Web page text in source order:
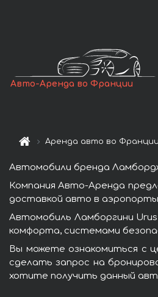
Авто-Аренда во Франции
Аренда авто во Франции
Автомобили бренда
Компания Авто-Аренда
доставкой авто в аэропорты
Автомобиль Ламборгини
комфорта, системами
Вы можете ознакомиться с
сделать запрос на
хотите получить данный